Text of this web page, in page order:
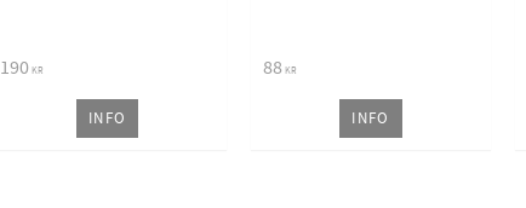
190 KR
INFO
88 KR
INFO